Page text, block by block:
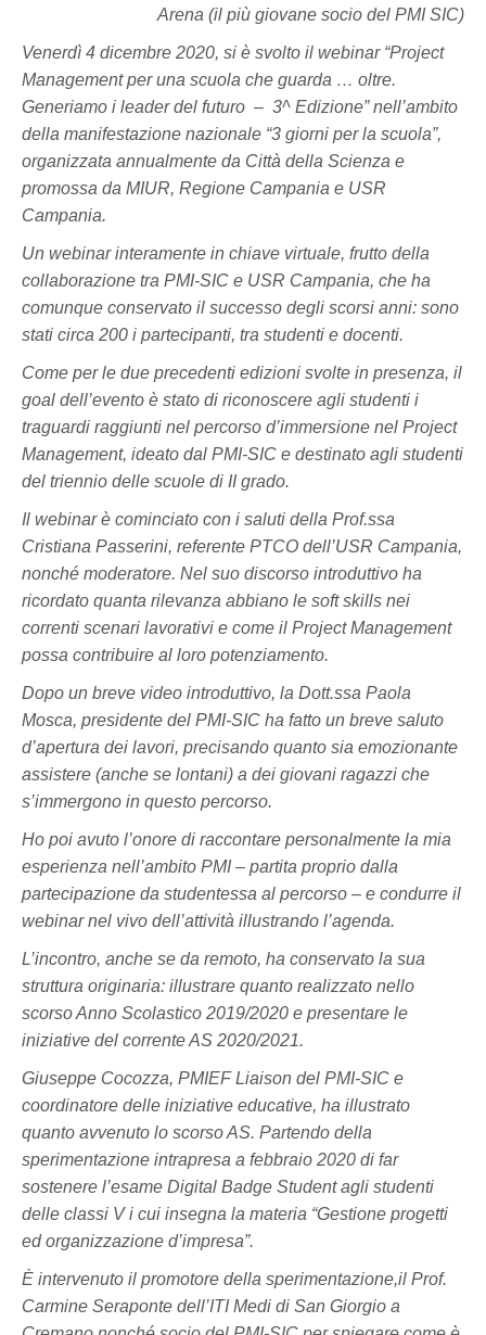
Arena (il più giovane socio del PMI SIC)
Venerdì 4 dicembre 2020, si è svolto il webinar “Project
Management per una scuola che guarda … oltre.
Generiamo i leader del futuro – 3^ Edizione” nell’ambito
della manifestazione nazionale “3 giorni per la scuola”,
organizzata annualmente da Città della Scienza e
promossa da MIUR, Regione Campania e USR
Campania.
Un webinar interamente in chiave virtuale, frutto della
collaborazione tra PMI-SIC e USR Campania, che ha
comunque conservato il successo degli scorsi anni: sono
stati circa 200 i partecipanti, tra studenti e docenti.
Come per le due precedenti edizioni svolte in presenza, il
goal dell’evento è stato di riconoscere agli studenti i
traguardi raggiunti nel percorso d’immersione nel Project
Management, ideato dal PMI-SIC e destinato agli studenti
del triennio delle scuole di II grado.
Il webinar è cominciato con i saluti della Prof.ssa
Cristiana Passerini, referente PTCO dell’USR Campania,
nonché moderatore. Nel suo discorso introduttivo ha
ricordato quanta rilevanza abbiano le soft skills nei
correnti scenari lavorativi e come il Project Management
possa contribuire al loro potenziamento.
Dopo un breve video introduttivo, la Dott.ssa Paola
Mosca, presidente del PMI-SIC ha fatto un breve saluto
d’apertura dei lavori, precisando quanto sia emozionante
assistere (anche se lontani) a dei giovani ragazzi che
s’immergono in questo percorso.
Ho poi avuto l’onore di raccontare personalmente la mia
esperienza nell’ambito PMI – partita proprio dalla
partecipazione da studentessa al percorso – e condurre il
webinar nel vivo dell’attività illustrando l’agenda.
L’incontro, anche se da remoto, ha conservato la sua
struttura originaria: illustrare quanto realizzato nello
scorso Anno Scolastico 2019/2020 e presentare le
iniziative del corrente AS 2020/2021.
Giuseppe Cocozza, PMIEF Liaison del PMI-SIC e
coordinatore delle iniziative educative, ha illustrato
quanto avvenuto lo scorso AS. Partendo della
sperimentazione intrapresa a febbraio 2020 di far
sostenere l’esame Digital Badge Student agli studenti
delle classi V i cui insegna la materia “Gestione progetti
ed organizzazione d’impresa”.
È intervenuto il promotore della sperimentazione,il Prof.
Carmine Seraponte dell’ITI Medi di San Giorgio a